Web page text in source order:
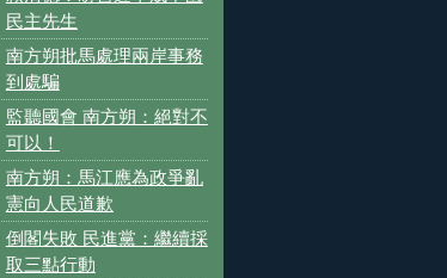
民主先生
南方朔批馬處理兩岸事務
到處騙
監聽國會 南方朔：絕對不
可以！
南方朔：馬江應為政爭亂
憲向人民道歉
倒閣失敗 民進黨：繼續採
取三點行動